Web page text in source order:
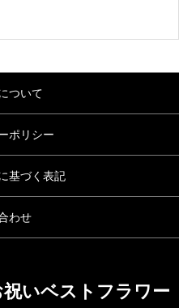
ついて
ポリシー
基づく表記
わせ
いベストフラワー